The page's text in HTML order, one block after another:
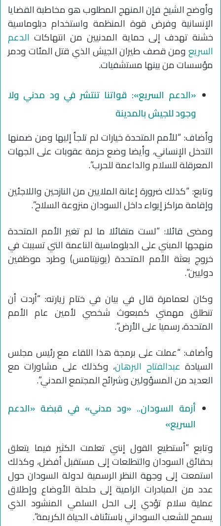
وأوضح الشيخ فإن المنهج المطلوب هو مخاطبة القضايا
الإنسانية وفرض قوة المنظمة واستخدام دبلوماسية
خشنة تهدف إلى حماية المدنيين من انتهاكاتالدعم
السريعومن قصف طيران الجيش الذي قتل المئات ودمر
مؤسسات من بينها مستشفيات.
«الدعم السريع»: قواتنا تنتشر في ود مدني ولا
وجود للجيش بالمدينة
وأضاف: “للأمم المتحدة خيارات لم تلجأ إليها ومن ضمنها
التدخل الإنساني، وأيضا وضع حزمة عقوبات على الجهات
المعرقلة للسلام والداعمة للحرب”.
وتابع: “كذلك ضرورة إعانة الملايين من النازحين واللاجئين
وإقامة مراكز إيواء داخل السودان منزوعة السلاح”.
ومضى قائلا: “لست متفائلا ما لم تغير الأمم المتحدة
منهجها المبني على الدبلوماسية الناعمة التي تسببت في
خروج بعثة الأمم المتحدة (يونيتامس) وطرد موظفين
دوليين”.
وكان لعمامرة قال في بيان في ختام زيارته: “أردت أن
تنطلق مهمتي كمبعوث شخصي لأمين عام الأمم
المتحدة، رسميا على الأرض”.
وأضاف: “عملت على برمجة هذا اللقاء مع رئيس مجلس
السيادةعبدالفتاح البرهان، وكذلك على مشاورات مع
العديد من المسؤولين وشرائح المجتمع المدني”.
أزمة السودان.. «ود مدني» في قبضة «الدعم
السريع»
وتابع “أستطيع القول إنني تعلمت الكثير فيما يتعلق
بحقائق السودان والتطلعات إلى مستقبل أفضل، وكذلك
استمعت إلى وجهة النظر الرسمية لدولة السودان حول
عدد من المبادرات الرامية إلى حلحلة الأوضاع وإطلاق
عملية سلام تؤدي إلى الحل السلمي المنشود الذي
يسمح للشعب السوداني باستئناف الحياة الكريمة”.